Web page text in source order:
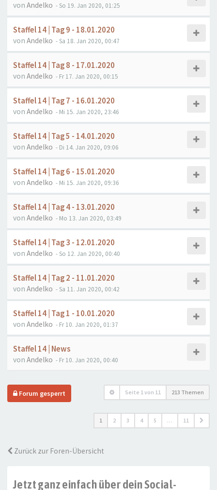
von Andelko - So 19. Jan 2020, 01:25
Staffel 14 | Tag 9 - 18.01.2020
von Andelko - Sa 18. Jan 2020, 00:47
Staffel 14 | Tag 8 - 17.01.2020
von Andelko - Fr 17. Jan 2020, 00:15
Staffel 14 | Tag 7 - 16.01.2020
von Andelko - Mi 15. Jan 2020, 23:46
Staffel 14 | Tag 5 - 14.01.2020
von Andelko - Di 14. Jan 2020, 09:06
Staffel 14 | Tag 6 - 15.01.2020
von Andelko - Mi 15. Jan 2020, 09:36
Staffel 14 | Tag 4 - 13.01.2020
von Andelko - Mo 13. Jan 2020, 03:49
Staffel 14 | Tag 3 - 12.01.2020
von Andelko - So 12. Jan 2020, 00:40
Staffel 14 | Tag 2 - 11.01.2020
von Andelko - Sa 11. Jan 2020, 00:42
Staffel 14 | Tag 1 - 10.01.2020
von Andelko - Fr 10. Jan 2020, 01:37
Staffel 14 | News
von Andelko - Fr 10. Jan 2020, 00:40
Forum gesperrt Seite 1von 11 213 Themen
1 2 3 4 5 … 11
Zurück zur Foren-Übersicht
Jetzt ganz einfach über dein Social-